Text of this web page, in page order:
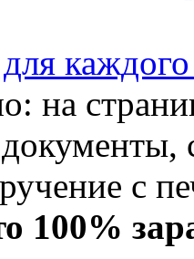
на
с
100%